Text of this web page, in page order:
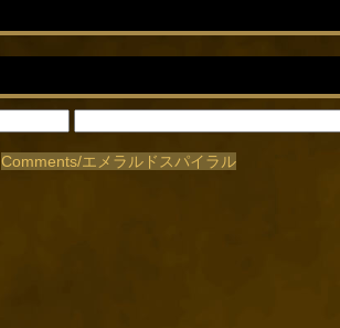
Comments/エメラルドスパイラル